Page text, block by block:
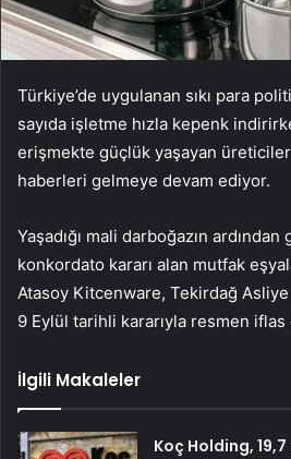
Türkiye’de uygulanan sıkı para
sayıda işletme hızla kepenk
erişmekte güçlük yaşayan
haberleri gelmeye devam ediyor.
Yaşadığı mali darboğazın ardından
konkordato kararı alan mutfak
Atasoy Kitcenware, Tekirdağ
9 Eylül tarihli kararıyla resmen iflas
İlgili Makaleler
Koç Holding,